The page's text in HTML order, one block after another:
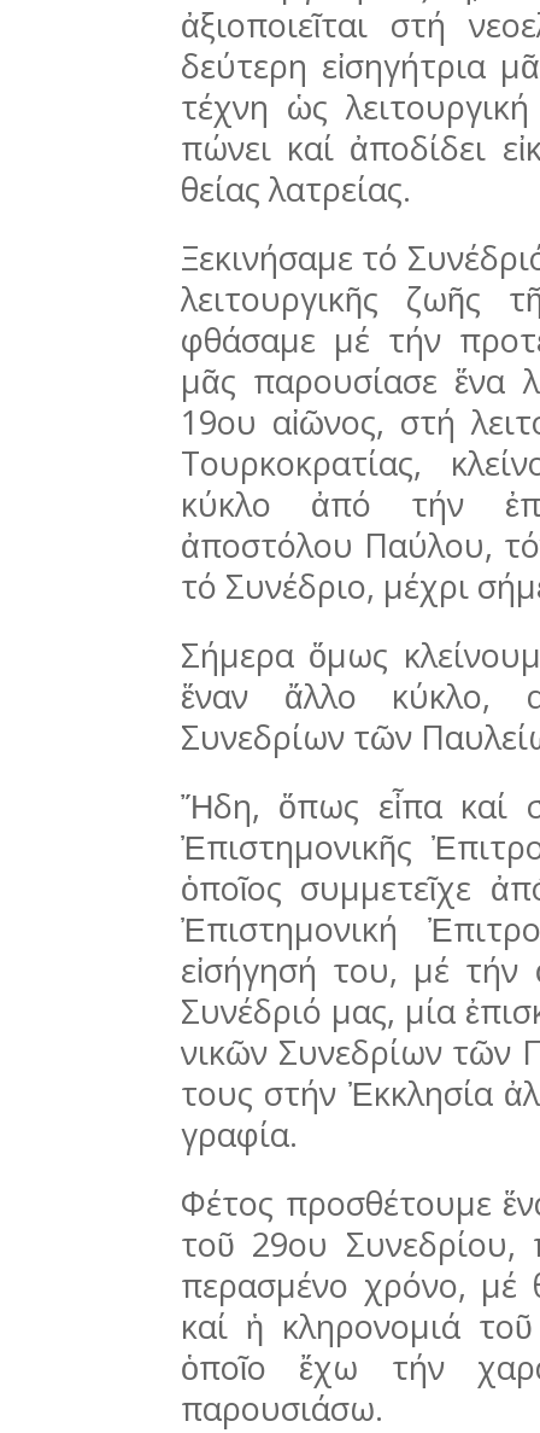
ἀξιοποιεῖται στή
δεύτερη εἰσηγήτρια
τέχνη ὡς
πώνει καί ἀποδίδει
θείας λατρεί­ας.
Ξεκινήσαμε τό
λειτουργικῆς ζωῆς
φθάσαμε μέ τήν
μᾶς παρουσίασε ἕνα
19ου αἰῶνος, στή
Τουρκοκρατίας,
κύκλο ἀπό τήν
ἀποστόλου Παύλου,
τό Συνέ­δριο, μέχρι
Σήμερα ὅμως
ἕναν ἄλλο κύ­κλο,
Συνεδρίων τῶν
Ἤδη, ὅπως εἶπα καί
Ἐπιστημονικῆς
ὁποῖος συμμετεῖχε
Ἐπιστημονική
εἰσήγησή του, μέ τήν
Συνέδριό μας, μία
νικῶν Συνεδρίων τῶν
τους στήν Ἐκ­κλησία
γρα­φία.
Φέτος προσθέτουμε
τοῦ 29ου Συνε­δρίου,
περασμένο χρόνο,
καί ἡ κληρο­νομιά
ὁποῖο ἔχω τήν
παρουσιάσω.